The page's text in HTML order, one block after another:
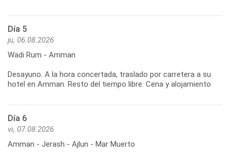
Día 5
ju, 06.08.2026
Wadi Rum - Amman
Desayuno. A la hora concertada, traslado por carretera a su
hotel en Amman. Resto del tiempo libre. Cena y alojamiento
Día 6
vi, 07.08.2026
Amman - Jerash - Ajlun - Mar Muerto